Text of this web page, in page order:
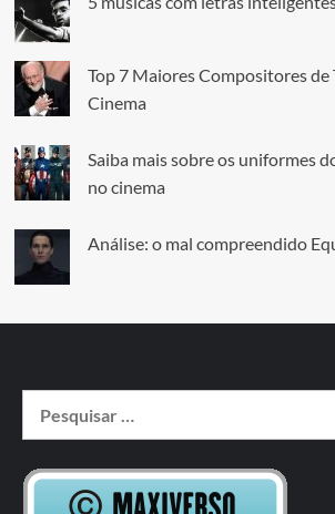
Top 7 Maiores Compositores de
Cinema
Saiba mais sobre os uniformes
no cinema
Análise: o mal compreendido